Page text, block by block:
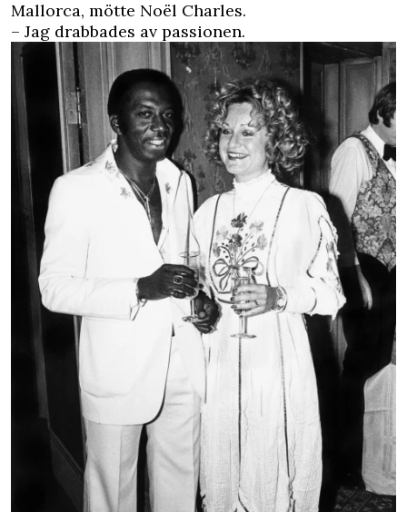
Mallorca, mötte Noël Charles.
– Jag drabbades av passionen.